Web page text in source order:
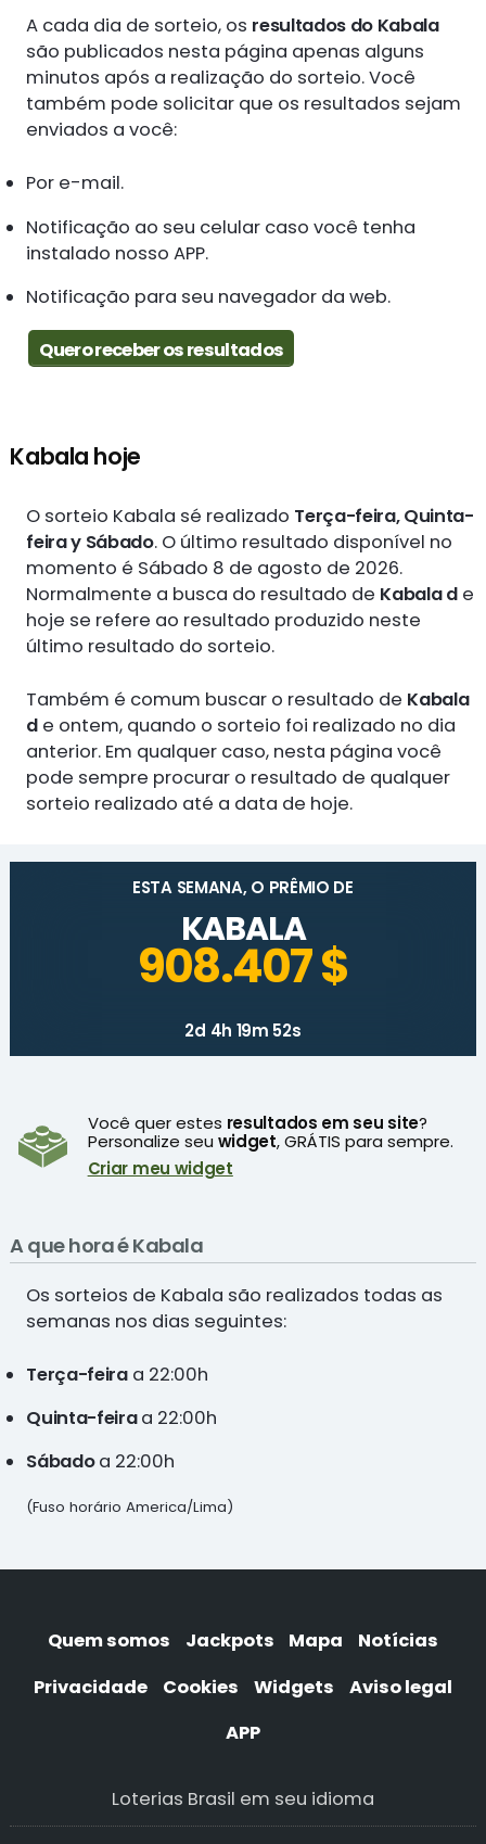
A cada dia de sorteio, os resultados do Kabala
são publicados nesta página apenas alguns
minutos após a realização do sorteio. Você
também pode solicitar que os resultados sejam
enviados a você:
Por e-mail.
Notificação ao seu celular caso você tenha
instalado nosso APP.
Notificação para seu navegador da web.
Quero receber os resultados
Kabala hoje
O sorteio Kabala sé realizado Terça-feira, Quinta-
feira y Sábado. O último resultado disponível no
momento é Sábado 8 de agosto de 2026.
Normalmente a busca do resultado de Kabala de
hoje se refere ao resultado produzido neste
último resultado do sorteio.
Também é comum buscar o resultado de Kabala
d e ontem, quando o sorteio foi realizado no dia
anterior. Em qualquer caso, nesta página você
pode sempre procurar o resultado de qualquer
sorteio realizado até a data de hoje.
ESTA SEMANA, O PRÊMIO DE
KABALA
908.407 $
2d 4h 19m 52s
Você quer estes resultados em seu site?
Personalize seu widget, GRÁTIS para sempre.
Criar meu widget
A que hora é Kabala
Os sorteios de Kabala são realizados todas as
semanas nos dias seguintes:
Terça-feiraa 22:00h
Quinta-feiraa 22:00h
Sábadoa 22:00h
(Fuso horário America/Lima)
Quem somos Jackpots Mapa
Notícias
Privacidade
Cookies Widgets
Aviso legal
APP
Loterias Brasil em seu idioma